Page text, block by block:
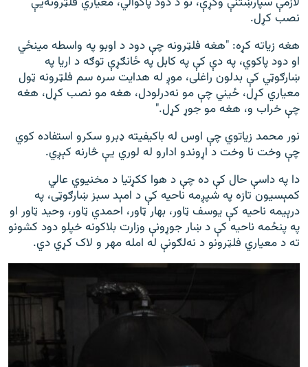
نصب کړل.
هغه زیاته کړه: "هغه فلټرونه چې دود د اوبو په واسطه مینځي
او دود پاکوي، په دې کې په کابل په ځانګړې توګه د اریا په
ښارګوټي کې بدلون راغلی، موږ له هدایت سره سم فلټرونه ټول
معیاري کړل، ځیني چې مو نه‌درلودل، هغه مو نصب کړل، هغه
چې خراب و، هغه مو جوړ کړل."
نور محمد زیاتوي چې اوس له باکیفیته ډبرو سکرو استفاده کوي
چې وخت نا وخت د اړوندو ادارو له لوري یې څارنه کېږي.
دا په داسې حال کې ده چې د هوا ککړتیا د مخنیوي عالي
کمېسیون تازه په شپږمه ناحیه کې د امېد سبز ښارګوټی، په
درېیمه ناحیه کې یوسف ټاور، بهار ټاور، احمدي ټاور، وحید ټاور او
په پنځمه ناحیه کې د ښار جوړونې وزارت بلاکونه خپلو دود کشونو
ته د معیاري فلټرونو د نه‌لګونې له امله مهر و لاک کړي دي.